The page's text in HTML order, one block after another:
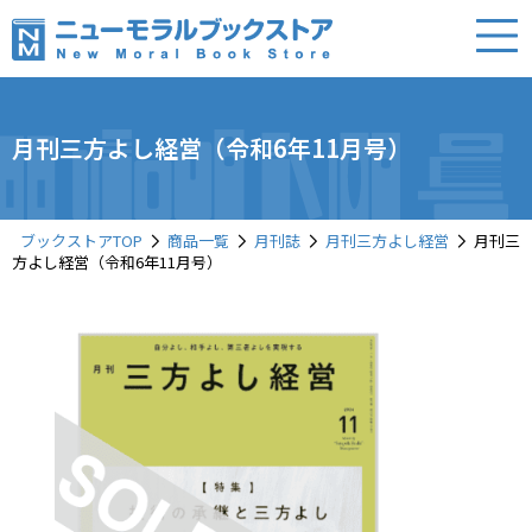
月刊三方よし経営（令和6年11月号）
ブックストアTOP 商品一覧 月刊誌 月刊三方よし経営
月刊三
方よし経営（令和6年11月号）